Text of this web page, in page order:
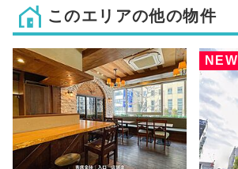
このエリアの他の物件
NEW